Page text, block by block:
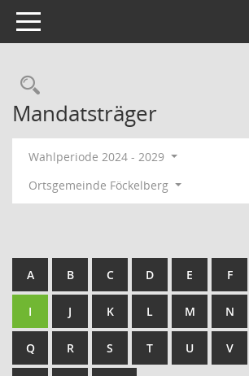
Toggle navigation
Rechercheauswahl
Mandatsträger
Wahlperiode 2024 - 2029
Ortsgemeinde Föckelberg
A B C D E F
I J K L M N
Q R S T U V